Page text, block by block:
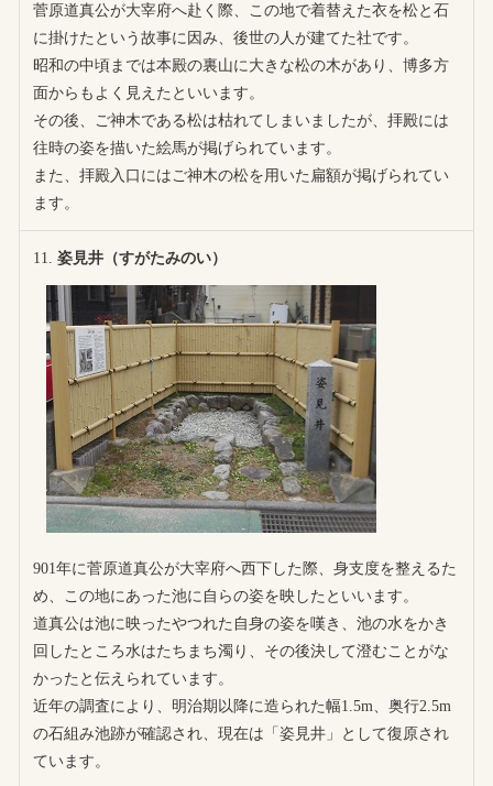
菅原道真公が大宰府へ赴く際、この地で着替えた衣を松と石
に掛けたという故事に因み、後世の人が建てた社です。
昭和の中頃までは本殿の裏山に大きな松の木があり、博多方
面からもよく見えたといいます。
その後、ご神木である松は枯れてしまいましたが、拝殿には
往時の姿を描いた絵馬が掲げられています。
また、拝殿入口にはご神木の松を用いた扁額が掲げられてい
ます。
姿見井（すがたみのい）
901年に菅原道真公が大宰府へ西下した際、身支度を整えるた
め、この地にあった池に自らの姿を映したといいます。
道真公は池に映ったやつれた自身の姿を嘆き、池の水をかき
回したところ水はたちまち濁り、その後決して澄むことがな
かったと伝えられています。
近年の調査により、明治期以降に造られた幅1.5m、奥行2.5m
の石組み池跡が確認され、現在は「姿見井」として復原され
ています。